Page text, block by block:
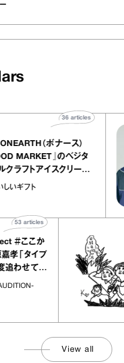
『BONEARTH（ボナース）
FOOD MARKET』のベジタ
ブルクラフトアイスクリーム
｜真野知子の「おいしいギフ
おいしいギフト
36articles
こか
タイプ
せてく
articles
View all